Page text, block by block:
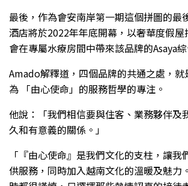
最後，作為會安南岸第一期這個拼圖的最
酒店將於2022年年底開幕，以奢華度假
會在專屬水療房間中帶來該品牌的Asaya
Amado解釋道，四個品牌的共通之處，
為 「由心使命」的服務哲學的專注。
他說：「我們相信要與住客、業務夥伴及
久和有意義的關係。」
「『由心使命』是我們文化的支柱，讓我
供服務，同時加入越南文化的溫暖及魅力